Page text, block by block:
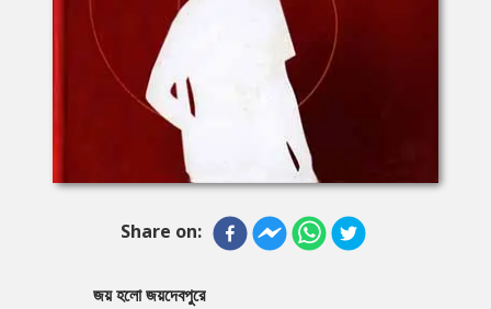
Share on:
জয় হলো জয়দেবপুরে